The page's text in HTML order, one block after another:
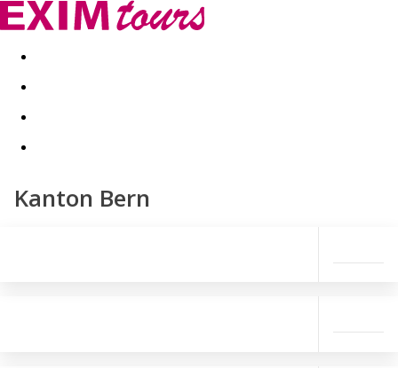
Akční nabídky Last minute
Kanton Bern